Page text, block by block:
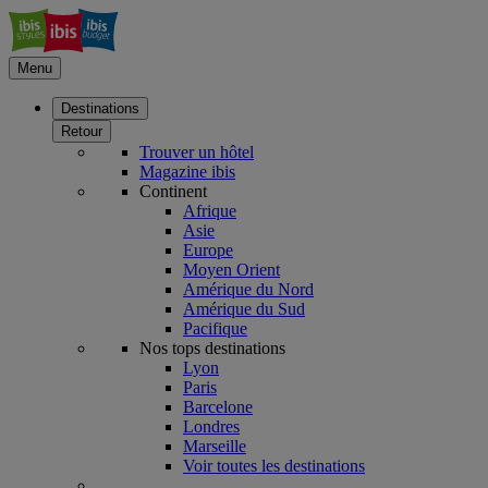
Menu
Destinations
Retour
Trouver un hôtel
Magazine ibis
Continent
Afrique
Asie
Europe
Moyen Orient
Amérique du Nord
Amérique du Sud
Pacifique
Nos tops destinations
Lyon
Paris
Barcelone
Londres
Marseille
Voir toutes les destinations